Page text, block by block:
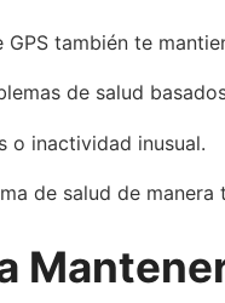
también te
de salud
o inactividad inusual.
de salud de